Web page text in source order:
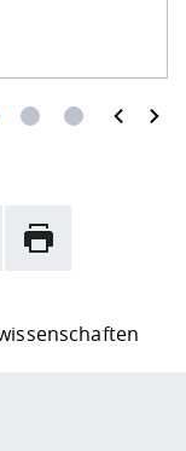
prev next
Drucken